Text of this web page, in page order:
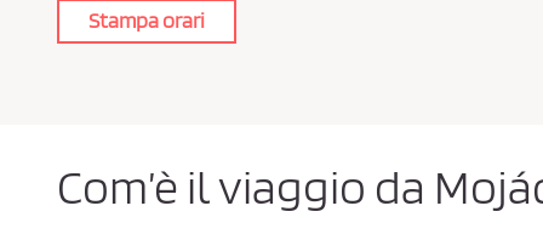
i
v
a
*
Stampa orari
Com’è il viaggio da